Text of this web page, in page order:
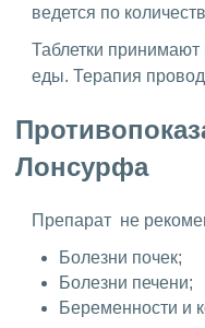
ведется по
Таблетки принимают
еды. Терапия
Лонсурфа
Препарат не
Болезни почек;
Болезни печени;
Беременности и